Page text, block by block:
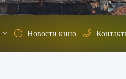
Новости кино